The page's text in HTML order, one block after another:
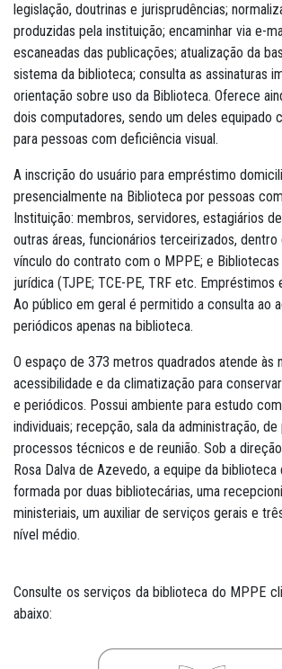
legislação, doutrinas e jurisprudências;
produzidas pela instituição; encaminhar via e-
escaneadas das publicações; atualização da
sistema da biblioteca; consulta as assinaturas
orientação sobre uso da Biblioteca. Oferece
dois computadores, sendo um deles equipado
para pessoas com deficiência visual.
A inscrição do usuário para empréstimo
presencialmente na Biblioteca por pessoas
Instituição: membros, servidores, estagiários
outras áreas, funcionários terceirizados,
vínculo do contrato com o MPPE; e Bibliotecas
jurídica (TJPE; TCE-PE, TRF etc. Empréstimos
Ao público em geral é permitido a consulta ao
periódicos apenas na biblioteca.
O espaço de 373 metros quadrados atende às
acessibilidade e da climatização para
e periódicos. Possui ambiente para estudo
individuais; recepção, sala da administração, de
processos técnicos e de reunião. Sob a
Rosa Dalva de Azevedo, a equipe da biblioteca
formada por duas bibliotecárias, uma
ministeriais, um auxiliar de serviços gerais e
nível médio.
Consulte os serviços da biblioteca do MPPE
abaixo: